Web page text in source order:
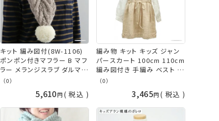
キット 編み図付(8W-1106)
ポンポン付きマフラー B マフ
ラー メランジスラブ ダルマ
編み物 手作りキット 秋冬毛
daruma ダルマ毛糸
（0）
5,610 税込
編み物 キット キッズ ジャン
パースカート 100cm 110cm
編み図付き 手編み ベスト ス
カート かぎ針編み 棒針編み
ラム ナチュラル ベージュ ダ
ルマ 毛糸 横田 daruma ykt
手芸の山久
（0）
3,465 税込